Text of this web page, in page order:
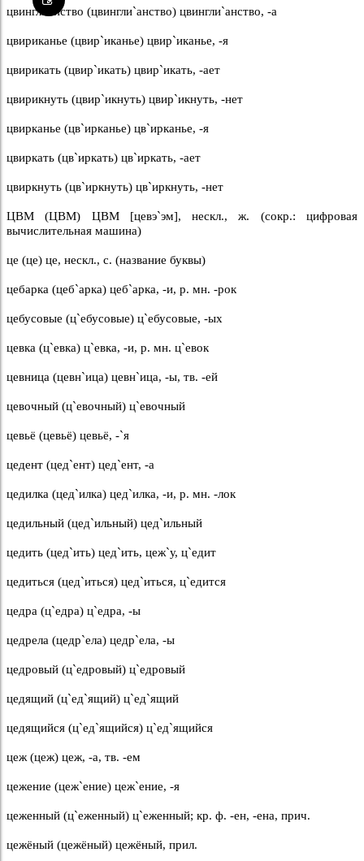
цвинглианство (цвингли`анство) цвингли`анство, -а
цвириканье (цвир`иканье) цвир`иканье, -я
цвирикать (цвир`икать) цвир`икать, -ает
цвирикнуть (цвир`икнуть) цвир`икнуть, -нет
цвирканье (цв`ирканье) цв`ирканье, -я
цвиркать (цв`иркать) цв`иркать, -ает
цвиркнуть (цв`иркнуть) цв`иркнуть, -нет
ЦВМ (ЦВМ) ЦВМ [цевэ`эм], нескл., ж. (сокр.: цифровая
вычислительная машина)
це (це) це, нескл., с. (название буквы)
цебарка (цеб`арка) цеб`арка, -и, р. мн. -рок
цебусовые (ц`ебусовые) ц`ебусовые, -ых
цевка (ц`евка) ц`евка, -и, р. мн. ц`евок
цевница (цевн`ица) цевн`ица, -ы, тв. -ей
цевочный (ц`евочный) ц`евочный
цевьё (цевьё) цевьё, -`я
цедент (цед`ент) цед`ент, -а
цедилка (цед`илка) цед`илка, -и, р. мн. -лок
цедильный (цед`ильный) цед`ильный
цедить (цед`ить) цед`ить, цеж`у, ц`едит
цедиться (цед`иться) цед`иться, ц`едится
цедра (ц`едра) ц`едра, -ы
цедрела (цедр`ела) цедр`ела, -ы
цедровый (ц`едровый) ц`едровый
цедящий (ц`ед`ящий) ц`ед`ящий
цедящийся (ц`ед`ящийся) ц`ед`ящийся
цеж (цеж) цеж, -а, тв. -ем
цежение (цеж`ение) цеж`ение, -я
цеженный (ц`еженный) ц`еженный; кр. ф. -ен, -ена, прич.
цежёный (цежёный) цежёный, прил.